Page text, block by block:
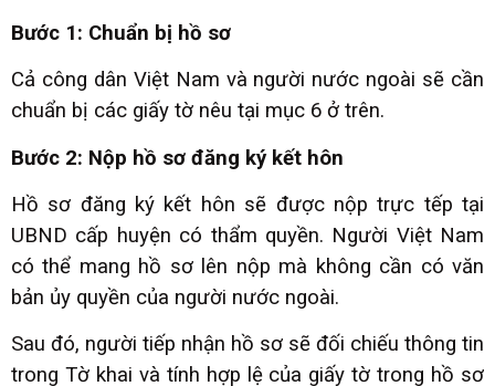
Bước 1: Chuẩn bị hồ sơ
Cả công dân Việt Nam và người nước ngoài sẽ cần
chuẩn bị các giấy tờ nêu tại mục 6 ở trên.
Bước 2: Nộp hồ sơ đăng ký kết hôn
Hồ sơ đăng ký kết hôn sẽ được nộp trực tếp tại
UBND cấp huyện có thẩm quyền. Người Việt Nam
có thể mang hồ sơ lên nộp mà không cần có văn
bản ủy quyền của người nước ngoài.
Sau đó, người tiếp nhận hồ sơ sẽ đối chiếu thông tin
trong Tờ khai và tính hợp lệ của giấy tờ trong hồ sơ